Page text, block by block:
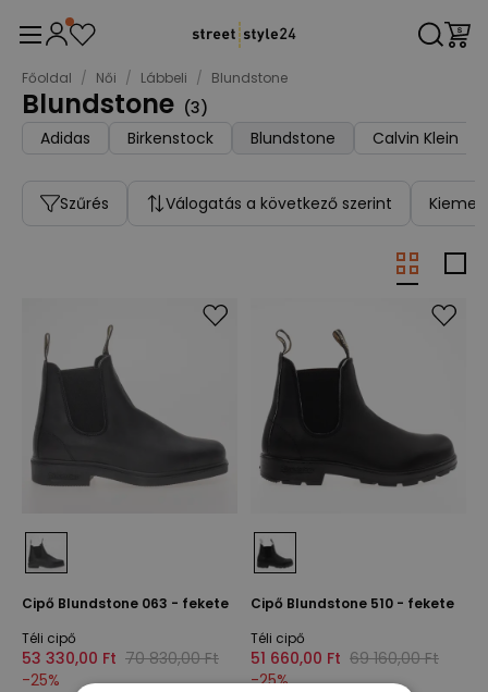
Főoldal / Női / Lábbeli / Blundstone
Blundstone (3)
Adidas
Birkenstock Blundstone Calvin Klein
Szűrés Válogatás a következő szerint
Cipő Blundstone 063 - fekete
Téli cipő
53 330,00 Ft 70 830,00 Ft
-25%
Cipő Blundstone 510 - fekete
Téli cipő
51 660,00 Ft 69 160,00 Ft
-25%